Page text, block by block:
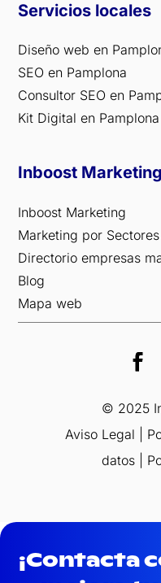
Servicios locales
Diseño web en
SEO en Pamplona
Consultor SEO en
Kit Digital en Pamplona
Inboost Marketing
Inboost Marketing
Marketing por Sectores
Directorio empresas
Blog
Mapa web
© 2025
Aviso Legal
datos|
¡Contacta